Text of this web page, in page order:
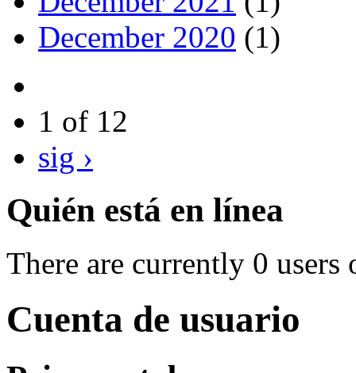
December 2020 (1)
1 of 12
sig ›
Quién está en línea
There are currently 0 users
Cuenta de usuario